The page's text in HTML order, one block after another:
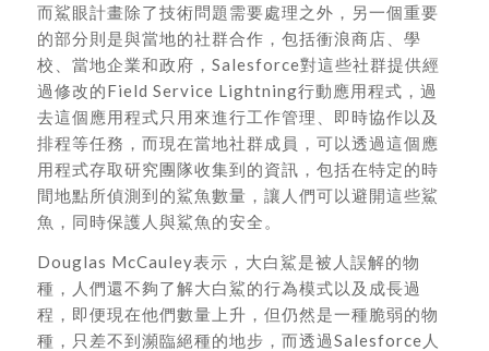
而鯊眼計畫除了技術問題需要處理之外，另一個重要
的部分則是與當地的社群合作，包括衝浪商店、學
校、當地企業和政府，Salesforce對這些社群提供經
過修改的Field Service Lightning行動應用程式，過
去這個應用程式只用來進行工作管理、即時協作以及
排程等任務，而現在當地社群成員，可以透過這個應
用程式存取研究團隊收集到的資訊，包括在特定的時
間地點所偵測到的鯊魚數量，讓人們可以避開這些鯊
魚，同時保護人與鯊魚的安全。
Douglas McCauley表示，大白鯊是被人誤解的物
種，人們還不夠了解大白鯊的行為模式以及成長過
程，即便現在他們數量上升，但仍然是一種脆弱的物
種，只差不到瀕臨絕種的地步，而透過Salesforce人